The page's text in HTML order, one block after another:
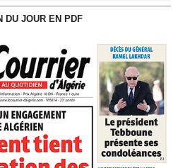
DU JOUR EN PDF